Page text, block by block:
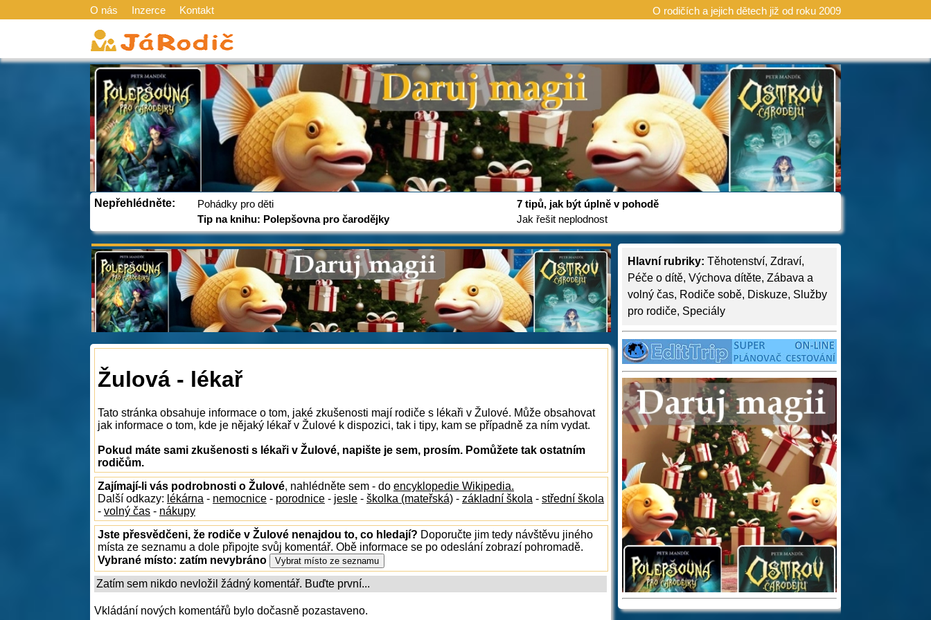
O nás Inzerce Kontakt O rodičích a jejich dětech již od roku 2009
Nepřehlédněte:
Pohádky pro děti
Tip na knihu: Polepšovna pro čarodějky
7 tipů, jak být úplně v pohodě
Jak řešit neplodnost
Hlavní rubriky: Těhotenství, Zdraví,
Péče o dítě, Výchova dítěte, Zábava a
volný čas, Rodiče sobě, Diskuze, Služby
pro rodiče, Speciály
Žulová - lékař
Tato stránka obsahuje informace o tom, jaké zkušenosti mají rodiče s lékaři v Žulové. Může obsahovat
jak informace o tom, kde je nějaký lékař v Žulové k dispozici, tak i tipy, kam se případně za ním vydat.
Pokud máte sami zkušenosti s lékaři v Žulové, napište je sem, prosím. Pomůžete tak ostatním
rodičům.
Zajímají-li vás podrobnosti o Žulové, nahlédněte sem - do encyklopedie Wikipedia.
Další odkazy: lékárna - nemocnice - porodnice - jesle - školka (mateřská) - základní škola - střední škola
- volný čas - nákupy
Jste přesvědčeni, že rodiče v Žulové nenajdou to, co hledají? Doporučte jim tedy návštěvu jiného
místa ze seznamu a dole připojte svůj komentář. Obě informace se po odeslání zobrazí pohromadě.
Vybrané místo: zatím nevybráno
Zatím sem nikdo nevložil žádný komentář. Buďte první...
Vkládání nových komentářů bylo dočasně pozastaveno.